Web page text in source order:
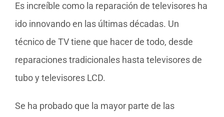
Es increíble como la reparación de televisores ha
ido innovando en las últimas décadas. Un
técnico de TV tiene que hacer de todo, desde
reparaciones tradicionales hasta televisores de
tubo y televisores LCD.
Se ha probado que la mayor parte de las